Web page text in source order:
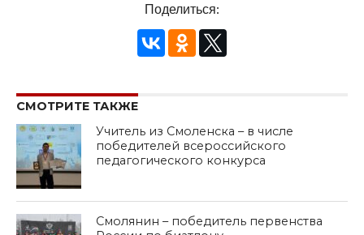
Поделиться:
СМОТРИТЕ ТАКЖЕ
Учитель из Смоленска – в числе
победителей всероссийского
педагогического конкурса
Смолянин – победитель первенства